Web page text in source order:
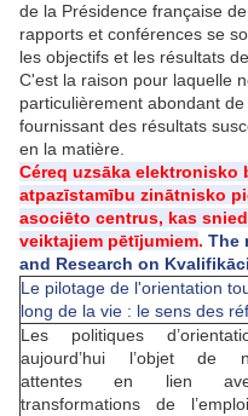
de la Présidence française
rapports et conférences se
les objectifs et les résultats
C'est la raison pour laquelle
particulièrement abondant
fournissant des résultats
en la matière.
Céreq uzsāka elektronisko
atpazīstamību zinātnisko
asociēto centrus, kas
veiktajiem pētījumiem. The
and Research on
Le pilotage de l'orientation
long de la vie : le sens des
Les politiques
aujourd’hui l’objet de
attentes en lien
transformations de